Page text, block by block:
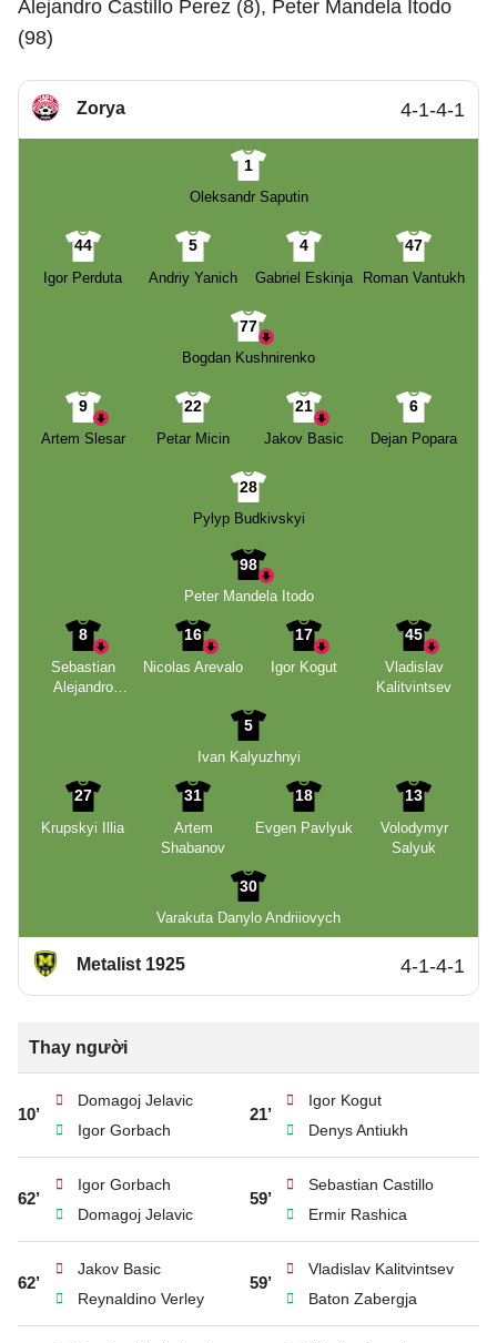
Alejandro Castillo Perez (8), Peter Mandela Itodo
(98)
Zorya 4-1-4-1
1
Oleksandr Saputin
44
Igor Perduta
5
Andriy Yanich
4
Gabriel Eskinja
47
Roman Vantukh
77
Bogdan Kushnirenko
9
Artem Slesar
22
Petar Micin
21
Jakov Basic
6
Dejan Popara
28
Pylyp Budkivskyi
98
Peter Mandela Itodo
8
Sebastian
Alejandro
16
Nicolas Arevalo
17
Igor Kogut
45
Vladislav
Kalitvintsev
5
Ivan Kalyuzhnyi
27
Krupskyi Illia
31
Artem
Shabanov
18
Evgen Pavlyuk
13
Volodymyr
Salyuk
30
Varakuta Danylo Andriiovych
Metalist 1925 4-1-4-1
Thay người
10’
Domagoj Jelavic
Igor Gorbach
21’
Igor Kogut
Denys Antiukh
62’
Igor Gorbach
Domagoj Jelavic
59’
Sebastian Castillo
Ermir Rashica
62’
Jakov Basic
Reynaldino Verley
59’
Vladislav Kalitvintsev
Baton Zabergja